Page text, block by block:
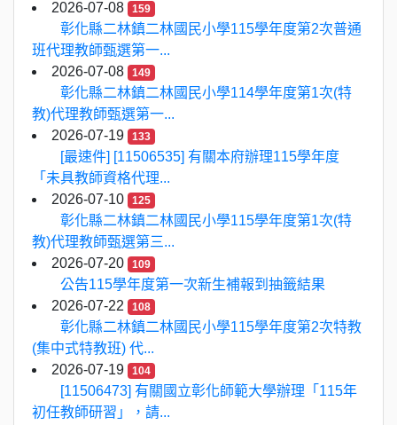
2026-07-08
159
彰化縣二林鎮二林國民小學115學年度第2次普通
班代理教師甄選第一...
2026-07-08
149
彰化縣二林鎮二林國民小學114學年度第1次(特
教)代理教師甄選第一...
2026-07-19
133
[最速件] [11506535] 有關本府辦理115學年度
「未具教師資格代理...
2026-07-10
125
彰化縣二林鎮二林國民小學115學年度第1次(特
教)代理教師甄選第三...
2026-07-20
109
公告115學年度第一次新生補報到抽籤結果
2026-07-22
108
彰化縣二林鎮二林國民小學115學年度第2次特教
(集中式特教班) 代...
2026-07-19
104
[11506473] 有關國立彰化師範大學辦理「115年
初任教師研習」，請...